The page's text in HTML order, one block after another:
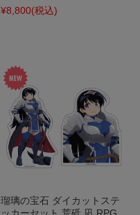
¥8,800(税込)
瑠璃の宝石 ダイカットステ